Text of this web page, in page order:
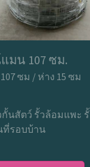
มน 107 ซม.
ซม / ห่าง 15 ซม
กั้นสัตว์ รั้วล้อมแพะ
รอบบ้าน